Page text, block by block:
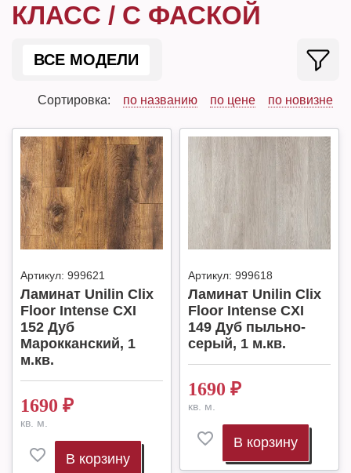
КЛАСС / С ФАСКОЙ
ВСЕ МОДЕЛИ
Сортировка: по названию по цене по новизне
Артикул: 999621
Ламинат Unilin Clix
Floor Intense CXI
152 Дуб
Марокканский, 1
м.кв.
1690 ₽
кв. м.
В корзину
Артикул: 999618
Ламинат Unilin Clix
Floor Intense CXI
149 Дуб пыльно-
серый, 1 м.кв.
1690 ₽
кв. м.
В корзину